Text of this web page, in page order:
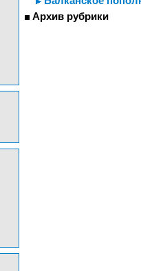
Архив рубрики